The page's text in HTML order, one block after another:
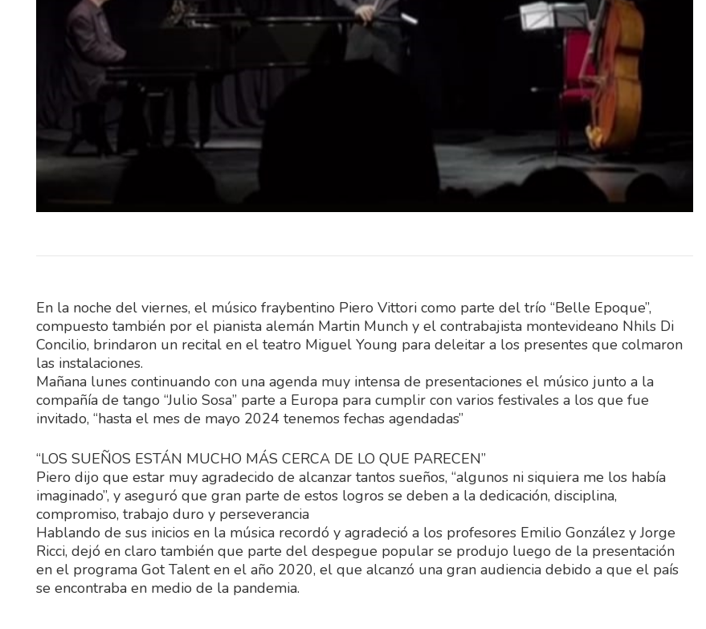
En la noche del viernes, el músico fraybentino Piero Vittori como parte del trío “Belle Epoque”,
compuesto también por el pianista alemán Martin Munch y el contrabajista montevideano Nhils Di
Concilio, brindaron un recital en el teatro Miguel Young para deleitar a los presentes que colmaron
las instalaciones.
Mañana lunes continuando con una agenda muy intensa de presentaciones el músico junto a la
compañía de tango “Julio Sosa” parte a Europa para cumplir con varios festivales a los que fue
invitado, “hasta el mes de mayo 2024 tenemos fechas agendadas”
“LOS SUEÑOS ESTÁN MUCHO MÁS CERCA DE LO QUE PARECEN”
Piero dijo que estar muy agradecido de alcanzar tantos sueños, “algunos ni siquiera me los había
imaginado”, y aseguró que gran parte de estos logros se deben a la dedicación, disciplina,
compromiso, trabajo duro y perseverancia
Hablando de sus inicios en la música recordó y agradeció a los profesores Emilio González y Jorge
Ricci, dejó en claro también que parte del despegue popular se produjo luego de la presentación
en el programa Got Talent en el año 2020, el que alcanzó una gran audiencia debido a que el país
se encontraba en medio de la pandemia.
Un funcionario que trabajaba en un
Un funcionario que trabajaba en un
programa de mejora habitacional de la